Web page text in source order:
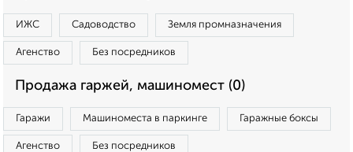
ИЖС Садоводство Земля промназначения
Агенство Без посредников
Продажа гаржей, машиномест (0)
Гаражи Машиноместа в паркинге Гаражные боксы
Агенство Без посредников